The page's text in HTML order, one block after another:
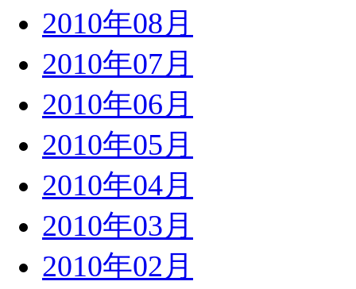
2010年08月
2010年07月
2010年06月
2010年05月
2010年04月
2010年03月
2010年02月